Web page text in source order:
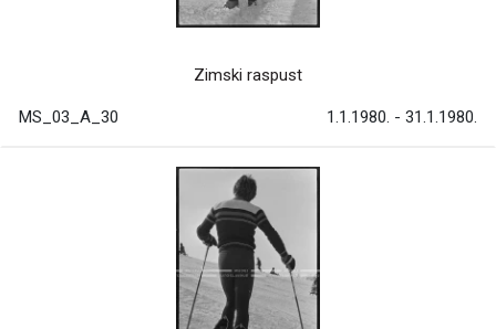
Zimski raspust
MS_03_A_30 1.1.1980. - 31.1.1980.